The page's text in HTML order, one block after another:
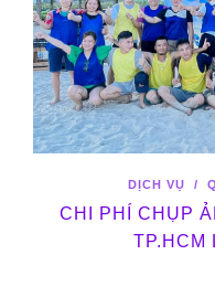
DỊCH VỤ /
CHI PHÍ CHỤP
TP.HCM